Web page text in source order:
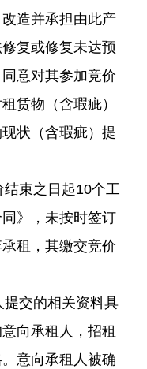
造并承担由此产
复或修复未达预
意对其参加竞价
赁物（含瑕疵）
状（含瑕疵）提
束之日起10个工
》，未按时签订
租，其缴交竞价
交的相关资料具
向承租人，招租
意向承租人被确